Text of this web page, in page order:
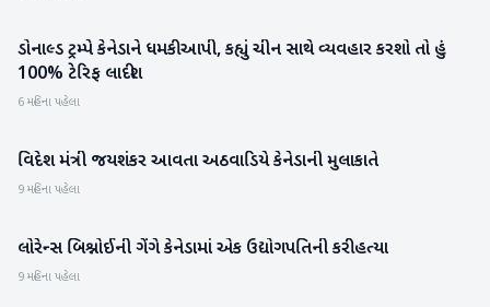
આંતરરાષ્ટ્રીય
ડોનાલ્ડ ટ્રમ્પે કેનેડાને ધમકી આપી, કહ્યું ચીન સાથે વ્યવહાર કરશો તો હું
100% ટેરિફ લાદીશ
6 મહિના પહેલા
બિઝનેસ
વિદેશ મંત્રી જયશંકર આવતા અઠવાડિયે કેનેડાની મુલાકાતે
9 મહિના પહેલા
રાષ્ટ્રીય
લોરેન્સ બિશ્નોઈની ગેંગે કેનેડામાં એક ઉદ્યોગપતિની કરી હત્યા
9 મહિના પહેલા